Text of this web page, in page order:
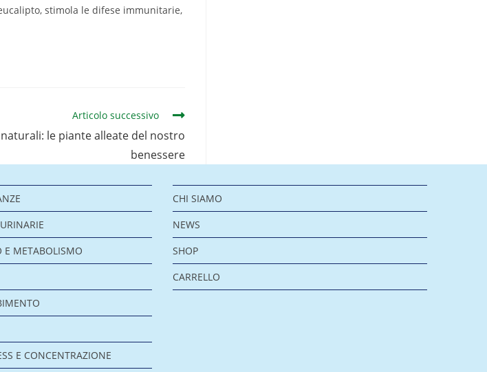
stimola le difese immunitarie,
Articolo successivo
le piante alleate del nostro
benessere
E METABOLISMO
E CONCENTRAZIONE
CHI SIAMO
NEWS
SHOP
CARRELLO